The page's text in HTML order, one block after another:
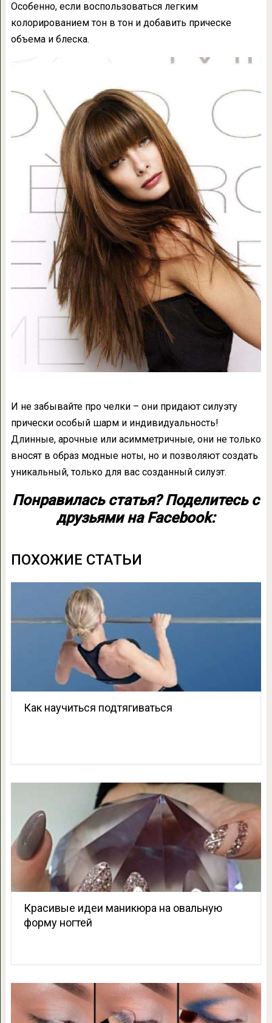
Особенно, если воспользоваться легким
колорированием тон в тон и добавить прическе
объема и блеска.
И не забывайте про челки – они придают силуэту
прически особый шарм и индивидуальность!
Длинные, арочные или асимметричные, они не только
вносят в образ модные ноты, но и позволяют создать
уникальный, только для вас созданный силуэт.
Понравилась статья? Поделитесь с
друзьями на Facebook:
ПОХОЖИЕ СТАТЬИ
Как научиться подтягиваться
Красивые идеи маникюра на овальную
форму ногтей